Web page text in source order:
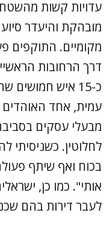
עדויות קשות
מובהקת והיעדר
מקומיים. התוקפים
דרך הרחובות
כ-15 איש
עמית, אחד
מבעלי עסקים
לחלוטין. כשניסיתי
בכוח ואף שיתף
אותי". כמו כן,
לעבר דירות בהם